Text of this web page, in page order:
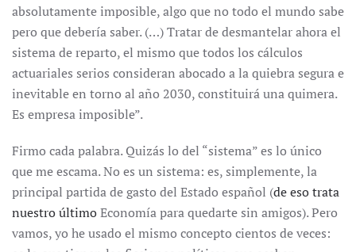
absolutamente imposible, algo que no todo el mundo sabe
pero que debería saber. (…) Tratar de desmantelar ahora el
sistema de reparto, el mismo que todos los cálculos
actuariales serios consideran abocado a la quiebra segura e
inevitable en torno al año 2030, constituirá una quimera.
Es empresa imposible”.
Firmo cada palabra. Quizás lo del “sistema” es lo único
que me escama. No es un sistema: es, simplemente, la
principal partida de gasto del Estado español (de eso trata
nuestro últimoEconomía para quedarte sin amigos). Pero
vamos, yo he usado el mismo concepto cientos de veces: